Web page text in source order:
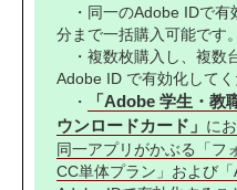
・同一のAdobe IDで有
分まで一括購入可能です。
・複数枚購入し、複数
Adobe ID で有効化してく
・
「Adobe 学生・教
ウンロードカード」 に
同一アプリがかぶる「フ
CC単体プラン」および